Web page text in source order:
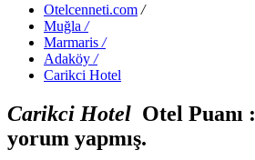
Otelcenneti.com /
Muğla /
Marmaris /
Adaköy /
Carikci Hotel
Carikci Hotel Otel Puanı :
yorum yapmış.